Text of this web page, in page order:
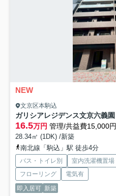
NEW
文京区本駒込
ガリシアレジデンス文京六義園
16.5万円 管理/共益費15,000円
28.34㎡ (1DK) /新築
南北線「駒込」駅 徒歩4分
バス・トイレ別 室内洗濯機置場
フローリング
電気有
即入居可 新築